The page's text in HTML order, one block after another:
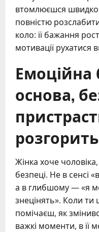
втомлюєшся
повністю
коло: її бажання
мотивації рухатися
Емоційна
основа,
Жінка хоче
безпеці. Не в сенсі
а в глибшому — «я
знецінять». Коли ти
помічаєш, як
важкі моменти, в її